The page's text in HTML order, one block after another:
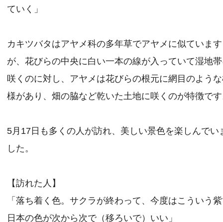
ていく」
カキツバタはアヤメ科の多年草でアヤメに似ています
が、花びらの中央に白い一本の線が入っていて湿地
咲くのに対し、アヤメは花びらの根元に網目のよう
様があり、畑の脇など乾いた土地に咲くのが特徴で
5月17日も多くの人が訪れ、美しい景色を楽しんでい
した。
【訪れた人】
「落ち着く色。サクラが終わって、今度はこういう
日本の色が次から次で（移ろいで）いい」